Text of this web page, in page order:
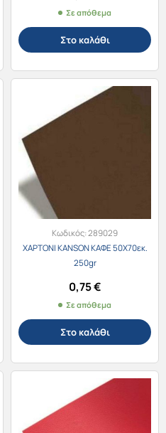
Σε απόθεμα
Στο καλάθι
Κωδικός:289029
ΧΑΡΤΟΝΙ KANSON ΚΑΦΕ 50X70εκ.
250gr
0,75€
Σε απόθεμα
Στο καλάθι